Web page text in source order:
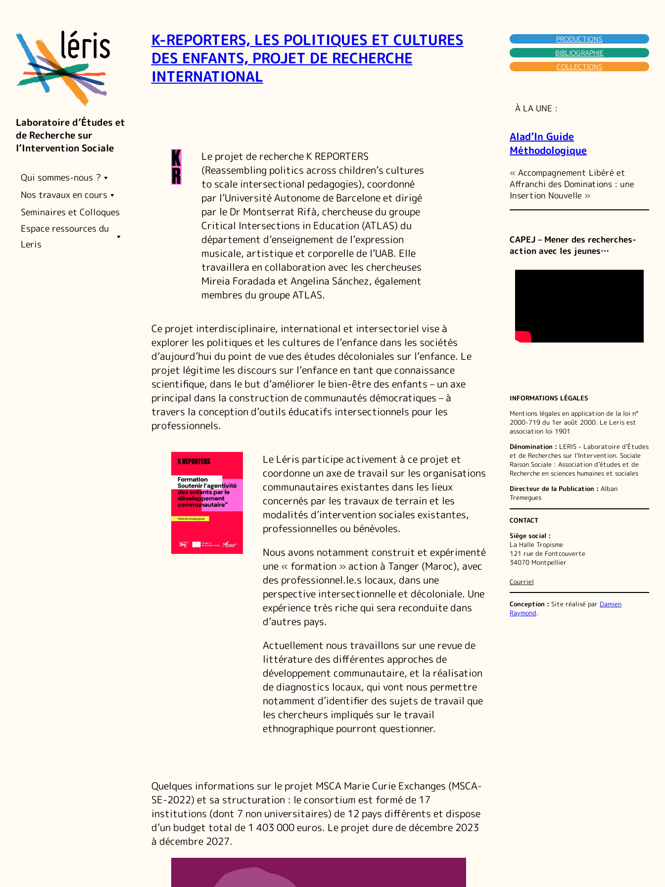
Laboratoire d’Études et
de Recherche sur
l’Intervention Sociale
Qui sommes-nous ?
Nos travaux en cours
Seminaires et Colloques
Espace ressources du
Leris
K-REPORTERS, LES POLITIQUES ET CULTURES
DES ENFANTS, PROJET DE RECHERCHE
INTERNATIONAL
Le projet de recherche K REPORTERS
(Reassembling politics across children’s cultures
to scale intersectional pedagogies), coordonné
par l’Université Autonome de Barcelone et dirigé
par le Dr Montserrat Rifà, chercheuse du groupe
Critical Intersections in Education (ATLAS) du
département d’enseignement de l’expression
musicale, artistique et corporelle de l’UAB. Elle
travaillera en collaboration avec les chercheuses
Mireia Foradada et Angelina Sánchez, également
membres du groupe ATLAS.
Ce projet interdisciplinaire, international et intersectoriel vise à
explorer les politiques et les cultures de l’enfance dans les sociétés
d’aujourd’hui du point de vue des études décoloniales sur l’enfance. Le
projet légitime les discours sur l’enfance en tant que connaissance
scientifique, dans le but d’améliorer le bien-être des enfants – un axe
principal dans la construction de communautés démocratiques – à
travers la conception d’outils éducatifs intersectionnels pour les
professionnels.
Le Léris participe activement à ce projet et
coordonne un axe de travail sur les organisations
communautaires existantes dans les lieux
concernés par les travaux de terrain et les
modalités d’intervention sociales existantes,
professionnelles ou bénévoles.
Nous avons notamment construit et expérimenté
une « formation » action à Tanger (Maroc), avec
des professionnel.le.s locaux, dans une
perspective intersectionnelle et décoloniale. Une
expérience très riche qui sera reconduite dans
d’autres pays.
Actuellement nous travaillons sur une revue de
littérature des différentes approches de
développement communautaire, et la réalisation
de diagnostics locaux, qui vont nous permettre
notamment d’identifier des sujets de travail que
les chercheurs impliqués sur le travail
ethnographique pourront questionner.
Quelques informations sur le projet MSCA Marie Curie Exchanges (MSCA-
SE-2022) et sa structuration : le consortium est formé de 17
institutions (dont 7 non universitaires) de 12 pays différents et dispose
d’un budget total de 1 403 000 euros. Le projet dure de décembre 2023
à décembre 2027.
PRODUCTIONS
BIBLIOGRAPHIE
COLLECTIONS
À LA UNE :
Alad’In Guide
Méthodologique
« Accompagnement Libéré et
Affranchi des Dominations : une
Insertion Nouvelle »
CAPEJ – Mener des recherches-
action avec les jeunes…
INFORMATIONS LÉGALES
Mentions légales en application de la loi n°
2000-719 du 1er août 2000. Le Leris est
association loi 1901
Dénomination : LERIS – Laboratoire d’Études
et de Recherches sur l’Intervention. Sociale
Raison Sociale : Association d’études et de
Recherche en sciences humaines et sociales
Directeur de la Publication : Alban
Tremegues
CONTACT
Siège social :
La Halle Tropisme
121 rue de Fontcouverte
34070 Montpellier
Courriel
Conception : Site réalisé par Damien
Raymond.